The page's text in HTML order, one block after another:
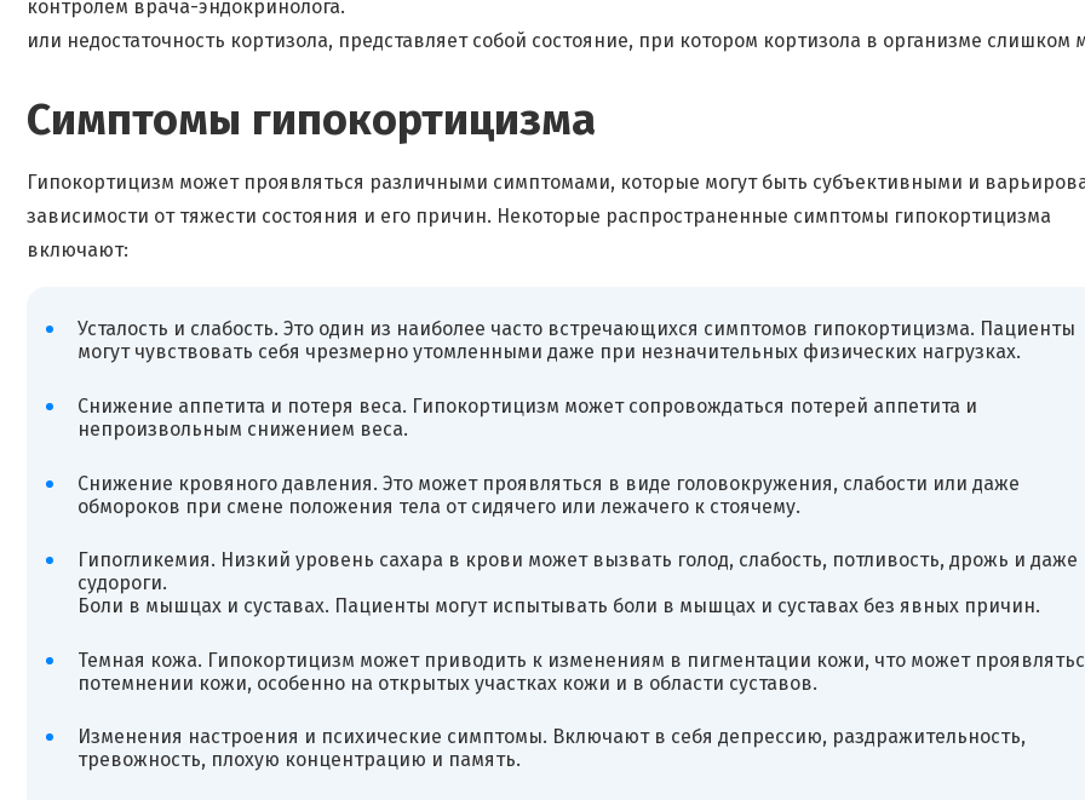
контролем врача-эндокринолога.
или недостаточность кортизола, представляет собой состояние, при котором кортизола в организме слишком
Симптомы гипокортицизма
Гипокортицизм может проявляться различными симптомами, которые могут быть субъективными и
зависимости от тяжести состояния и его причин. Некоторые распространенные симптомы гипокортицизма
включают:
Усталость и слабость. Это один из наиболее часто встречающихся симптомов гипокортицизма. Пациенты
могут чувствовать себя чрезмерно утомленными даже при незначительных физических нагрузках.
Снижение аппетита и потеря веса. Гипокортицизм может сопровождаться потерей аппетита и
непроизвольным снижением веса.
Снижение кровяного давления. Это может проявляться в виде головокружения, слабости или даже
обмороков при смене положения тела от сидячего или лежачего к стоячему.
Гипогликемия. Низкий уровень сахара в крови может вызвать голод, слабость, потливость, дрожь и даже
судороги.
Боли в мышцах и суставах. Пациенты могут испытывать боли в мышцах и суставах без явных причин.
Темная кожа. Гипокортицизм может приводить к изменениям в пигментации кожи, что может
потемнении кожи, особенно на открытых участках кожи и в области суставов.
Изменения настроения и психические симптомы. Включают в себя депрессию, раздражительность,
тревожность, плохую концентрацию и память.